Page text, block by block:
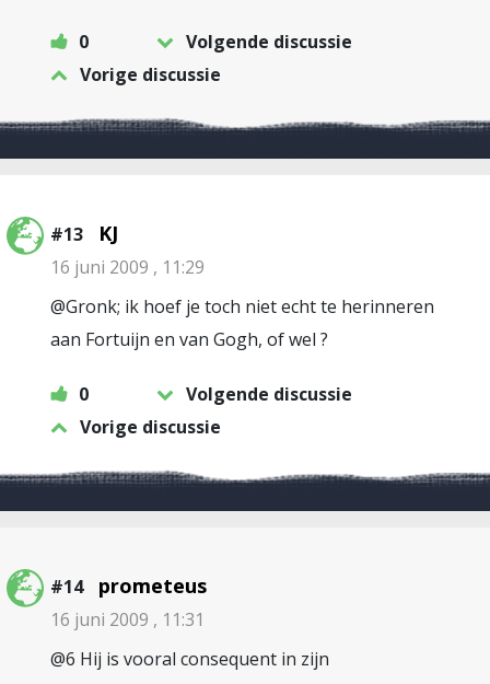
0
Volgende discussie
Vorige discussie
#13 KJ
16 juni 2009 , 11:29
@Gronk; ik hoef je toch niet echt te herinneren
aan Fortuijn en van Gogh, of wel ?
0
Volgende discussie
Vorige discussie
#14 prometeus
16 juni 2009 , 11:31
@6 Hij is vooral consequent in zijn